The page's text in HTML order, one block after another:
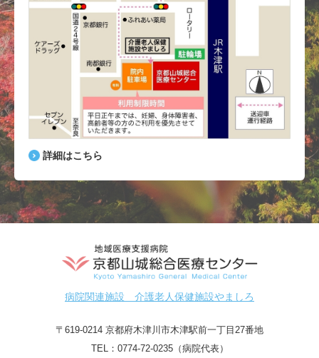
詳細はこちら
病院関連施設 介護老人保健施設やましろ
〒619-0214 京都府木津川市木津駅前一丁目27番地
TEL： 0774-72-0235（病院代表）